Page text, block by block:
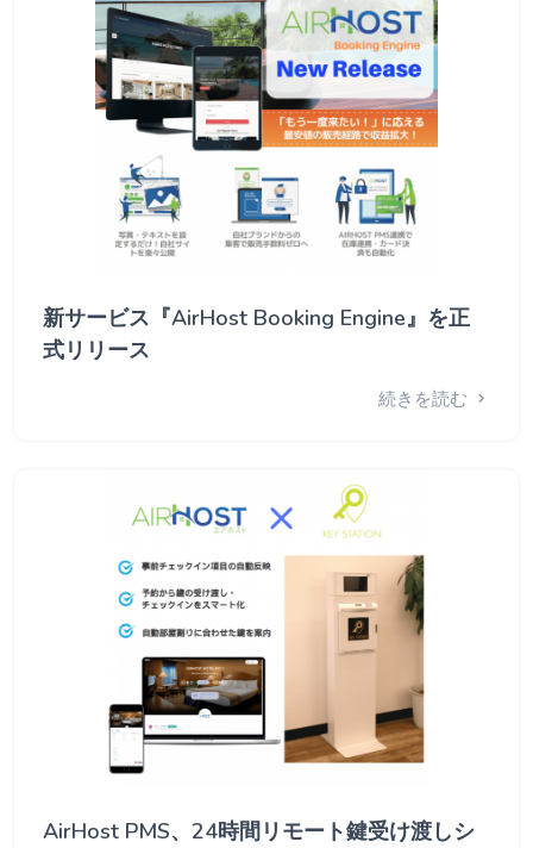
新サービス『AirHost Booking Engine』を正
式リリース
続きを読む
AirHost PMS、24時間リモート鍵受け渡しシ